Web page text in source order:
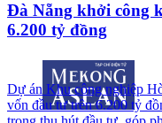
Đà Nẵng khởi công
6.200 tỷ đồng
Dự án Khu công nghiệp
vốn đầu tư trên 6.200 tỷ